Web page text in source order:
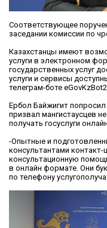
Соответствующее
заседании комиссии по
Казахстанцы имеют
услуги в электронном
государственных услуг
услуги и сервисы
телеграм-боте
Ербол Байжигит
призвал мангистаусцев
получать госуслуги
-Опытные и
консультантами контакт-
консультационную
в онлайн формате. Они
по телефону